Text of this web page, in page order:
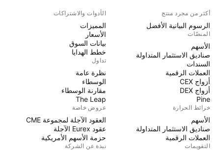
أكثر من مجرد منتج
الرسوم البيانية الأفضل
المنصّات
الأسهم
صناديق الاستثمار المتداولة
السندات
العملات الرقمية
أزواج CEX
أزواج DEX
Pine
خرائط الحرارة
الأسهم
صناديق الاستثمار المتداولة
العملات الرقمية
التقويمات
الأدوات والاشتراكات
المميزات
الأسعار
بيانات السوق
خطط الهدايا
تداول
نظرة عامة
الوسطاء
مقارنة الوسطاء
The Leap
عروض خاصة
العقود الآجلة لمجموعة CME
عقود Eurex الآجلة
حزمة الأسهم الأمريكية
نبذة عن الشركة